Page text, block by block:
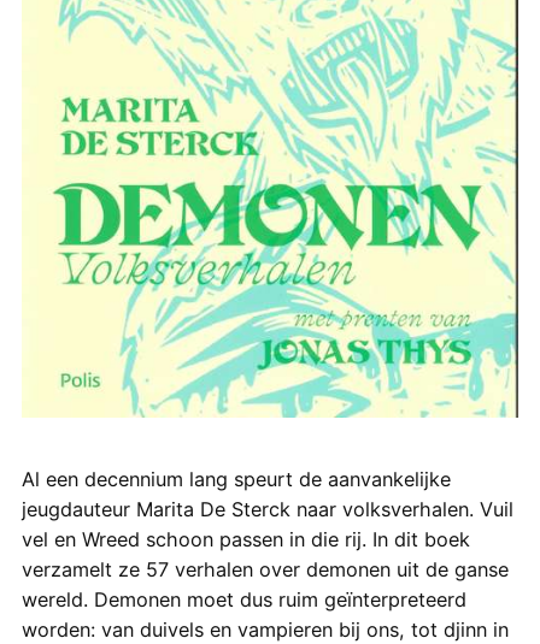
Al een decennium lang speurt de aanvankelijke
jeugdauteur Marita De Sterck naar volksverhalen. Vuil
vel en Wreed schoon passen in die rij. In dit boek
verzamelt ze 57 verhalen over demonen uit de ganse
wereld. Demonen moet dus ruim geïnterpreteerd
worden: van duivels en vampieren bij ons, tot djinn in